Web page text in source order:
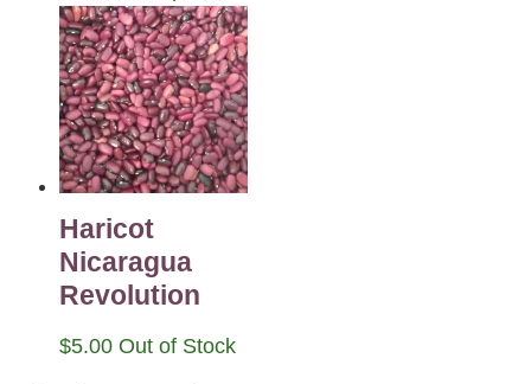
Haricot
Nicaragua
Revolution
$5.00 Out of Stock